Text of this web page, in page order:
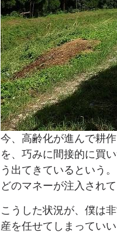
今、高齢化が進んで耕
を、巧みに間接的に買
う出てきているという
どのマネーが注入され
こうした状況が、僕は
産を任せてしまってい